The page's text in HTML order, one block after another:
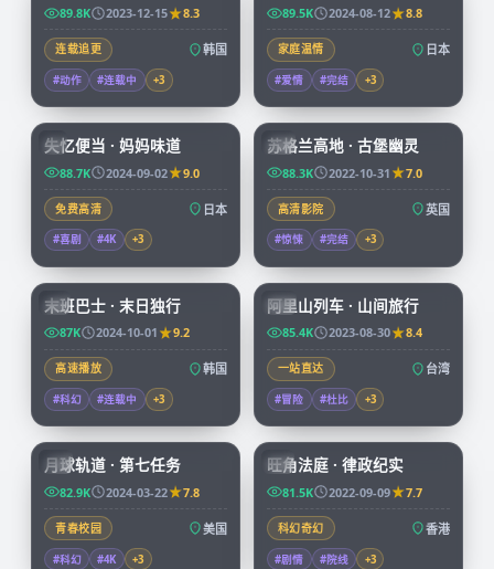
89.8K 2023-12-15 8.3
连载追更 韩国
#动作 #连载中 +3
89.5K 2024-08-12 8.8
家庭温情 日本
#爱情 #完结 +3
JP
59:19
失忆便当 · 妈妈味道
88.7K 2024-09-02 9.0
免费高清 日本
#喜剧 #4K +3
CN
99:39
苏格兰高地 · 古堡幽灵
88.3K 2022-10-31 7.0
高清影院 英国
#惊悚 #完结 +3
KR
末班巴士 · 末日独行
87K 2024-10-01 9.2
高速播放 韩国
#科幻 #连载中 +3
TW
阿里山列车 · 山间旅行
85.4K 2023-08-30 8.4
一站直达 台湾
#冒险 #杜比 +3
CN
99:57
月球轨道 · 第七任务
82.9K 2024-03-22 7.8
青春校园 美国
#科幻 #4K +3
HK
45:15
旺角法庭 · 律政纪实
81.5K 2022-09-09 7.7
科幻奇幻 香港
#剧情 #院线 +3